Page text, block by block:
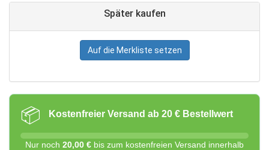
Später kaufen
Auf die Merkliste setzen
📦 Kostenfreier Versand ab 20 € Bestellwert
Nur noch 20,00 € bis zum kostenfreien Versand innerhalb